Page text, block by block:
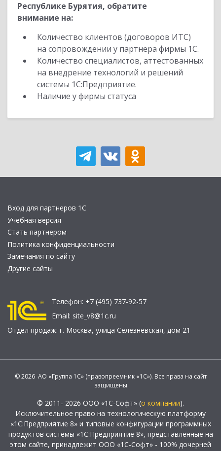
Республике Бурятия, обратите
внимание на:
Количество клиентов (договоров ИТС)
на сопровождении у партнера фирмы 1С.
Количество специалистов, аттестованных
на внедрение технологий и решений
системы 1С:Предприятие.
Наличие у фирмы статуса
Вход для партнеров 1С
Учебная версия
Стать партнером
Политика конфиденциальности
Замечания по сайту
Другие сайты
Телефон: +7 (495) 737-92-57
Email: site_v8@1c.ru
Отдел продаж: г. Москва, улица Селезнёвская, дом 21
© 2026 АО «Группа 1С» (правопреемник «1С»). Все права на сайт
защищены
© 2011- 2026 ООО «1С-Софт» (о компании).
Исключительное право на технологическую платформу
«1С:Предприятие 8» и типовые конфигурации программных
продуктов системы «1С:Предприятие 8», представленные на
этом сайте, принадлежит ООО «1С-Софт» - 100% дочерней